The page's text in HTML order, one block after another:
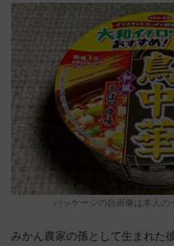
パッケージの自画像は本人の
みかん農家の孫として生まれた